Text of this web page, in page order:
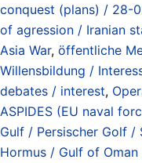
conquest (plans) / 28-
of agression / Iranian
Asia War, öffentliche
Willensbildung /
debates / interest,
ASPIDES (EU naval
Gulf / Persischer Golf
Hormus / Gulf of